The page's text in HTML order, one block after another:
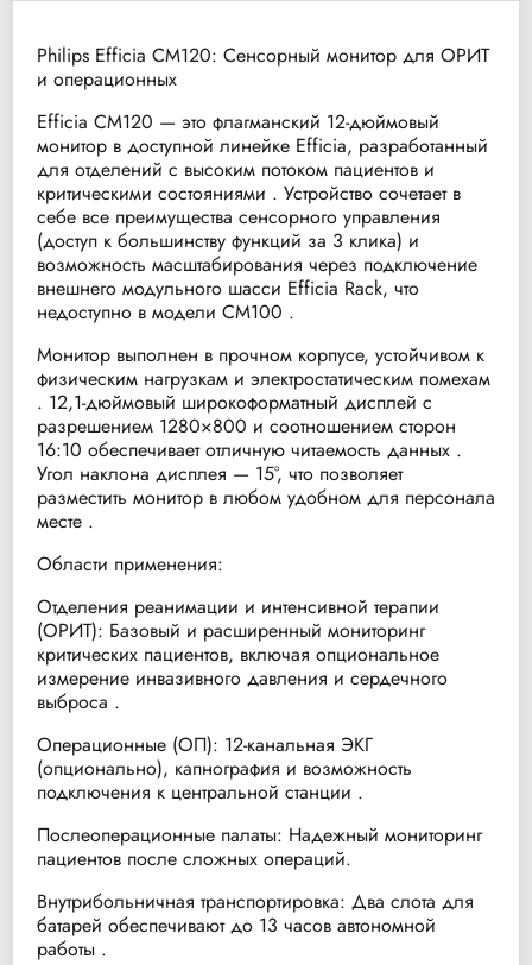
Philips Efficia CM120: Сенсорный монитор для ОРИТ
и операционных
Efficia CM120 — это флагманский 12-дюймовый
монитор в доступной линейке Efficia, разработанный
для отделений с высоким потоком пациентов и
критическими состояниями . Устройство сочетает в
себе все преимущества сенсорного управления
(доступ к большинству функций за 3 клика) и
возможность масштабирования через подключение
внешнего модульного шасси Efficia Rack, что
недоступно в модели CM100 .
Монитор выполнен в прочном корпусе, устойчивом к
физическим нагрузкам и электростатическим помехам
. 12,1-дюймовый широкоформатный дисплей с
разрешением 1280×800 и соотношением сторон
16:10 обеспечивает отличную читаемость данных .
Угол наклона дисплея — 15°, что позволяет
разместить монитор в любом удобном для персонала
месте .
Области применения:
Отделения реанимации и интенсивной терапии
(ОРИТ): Базовый и расширенный мониторинг
критических пациентов, включая опциональное
измерение инвазивного давления и сердечного
выброса .
Операционные (ОП): 12-канальная ЭКГ
(опционально), капнография и возможность
подключения к центральной станции .
Послеоперационные палаты: Надежный мониторинг
пациентов после сложных операций.
Внутрибольничная транспортировка: Два слота для
батарей обеспечивают до 13 часов автономной
работы .